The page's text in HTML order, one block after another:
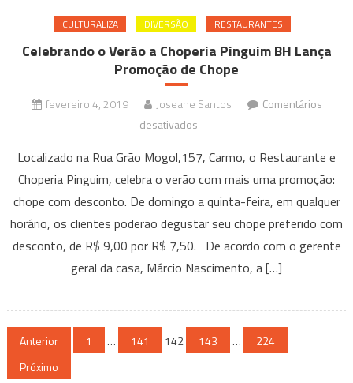
CULTURALIZA DIVERSÃO RESTAURANTES
Celebrando o Verão a Choperia Pinguim BH Lança
Promoção de Chope
fevereiro 4, 2019 Joseane Santos
Comentários
desativados
o
Verão
a
Choperia
Pinguim
Chope
Localizado na Rua Grão Mogol,157, Carmo, o Restaurante e
Choperia Pinguim, celebra o verão com mais uma promoção:
chope com desconto. De domingo a quinta-feira, em qualquer
horário, os clientes poderão degustar seu chope preferido com
desconto, de R$ 9,00 por R$ 7,50. De acordo com o gerente
geral da casa, Márcio Nascimento, a […]
Paginação
de
Anterior 1 … 141 142 143 …
224
Próximo